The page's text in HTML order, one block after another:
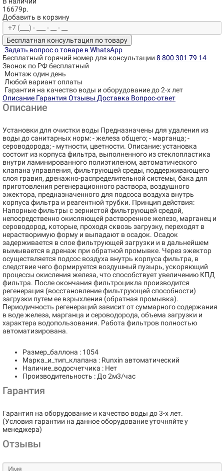
16679р.
Добавить в корзину
Бесплатная консультация по товару
Задать вопрос о товаре в WhatsApp
Бесплатный горячий номер для консультации 8 800 301 79 14
Звонок по РФ бесплатный
Монтаж один день
Любой вариант оплаты
Гарантия на качество воды и оборудование до 2-х лет
Описание Гарантия Отзывы Доставка Вопрос-ответ
Описание
Установки для очистки воды Предназначены для удаления из
воды до санитарных норм: - железа общего; - марганца; -
сероводорода; - мутности, цветности. Описание: установка
состоит из корпуса фильтра, выполненного из стеклопластика
внутри ламинированного полиэтиленом, автоматического
клапана управления, фильтрующей среды, поддерживающего
слоя гравия, дренажно-распределительной системы, бака для
приготовления регенерационного раствора, воздушного
эжектора, предназначенного для подсоса воздуха внутрь
корпуса фильтра и реагентной трубки. Принцип действия:
Напорные фильтры с зернистой фильтрующей средой,
непосредственно окисляющей растворенное железо, марганец и
сероводород, которые, проходя сквозь загрузку, переходят в
нерастворимую форму и выпадают в осадок. Осадок
задерживается в слое фильтрующей загрузки и в дальнейшем
вымывается в дренаж при обратной промывке. Через эжектор
осуществляется подсос воздуха внутрь корпуса фильтра, в
следствие чего формируется воздушный пузырь, ускоряющий
процессы окисления железа, что способствует увеличению КПД
фильтра. После окончания фильтроцикла производится
регенерация (восстановление фильтрующей способности)
загрузки путем ее взрыхления (обратная промывка).
Периодичность регенераций зависит от суммарного содержания
в воде железа, марганца и сероводорода, объема загрузки и
характера водопользования. Работа фильтров полностью
автоматизирована.
Размер_баллона : 1054
Марка_и_тип_клапана : Runxin автоматический
Наличие_водосчетчика : Нет
Производительность : До 2м3/час
Гарантия
Гарантия на оборудование и качество воды до 3-х лет.
(Условия гарантии на данное оборудование уточняйте у
менеджера)
Отзывы